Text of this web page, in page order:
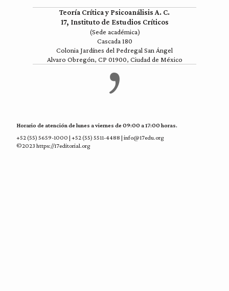
Teoría Crítica y Psicoanálisis A. C.
17, Instituto de Estudios Críticos
(Sede académica)
Cascada 180
Colonia Jardínes del Pedregal San Ángel
Alvaro Obregón, CP 01900, Ciudad de México
Horario de atención de lunes a viernes de 09:00 a 17:00 horas.
+52 (55) 5659-1000 | +52 (55) 5511-4488 | info@17edu.org
©2023 https://17editorial.org